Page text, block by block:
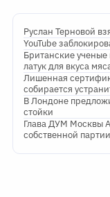
Руслан Терновой
YouTube
Британские
латук для вкуса
Лишенная
собирается
В Лондоне
стойки
Глава ДУМ Москвы
собственной партии